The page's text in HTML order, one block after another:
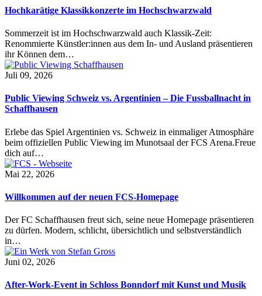
Hochkarätige Klassikkonzerte im Hochschwarzwald
Sommerzeit ist im Hochschwarzwald auch Klassik-Zeit:
Renommierte Künstler:innen aus dem In- und Ausland präsentieren
ihr Können dem…
Juli 09, 2026
Public Viewing Schweiz vs. Argentinien – Die Fussballnacht in
Schaffhausen
Erlebe das Spiel Argentinien vs. Schweiz in einmaliger Atmosphäre
beim offiziellen Public Viewing im Munotsaal der FCS Arena.Freue
dich auf…
Mai 22, 2026
Willkommen auf der neuen FCS-Homepage
Der FC Schaffhausen freut sich, seine neue Homepage präsentieren
zu dürfen. Modern, schlicht, übersichtlich und selbstverständlich
in…
Juni 02, 2026
After-Work-Event in Schloss Bonndorf mit Kunst und Musik